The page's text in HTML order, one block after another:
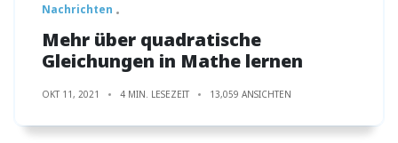
Nachrichten
Mehr über quadratische
Gleichungen in Mathe lernen
OKT 11, 2021 4 MIN. LESEZEIT 13,059 ANSICHTEN